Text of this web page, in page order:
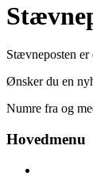
Stævneposten
Ønsker du en
Numre fra og
Hovedmenu